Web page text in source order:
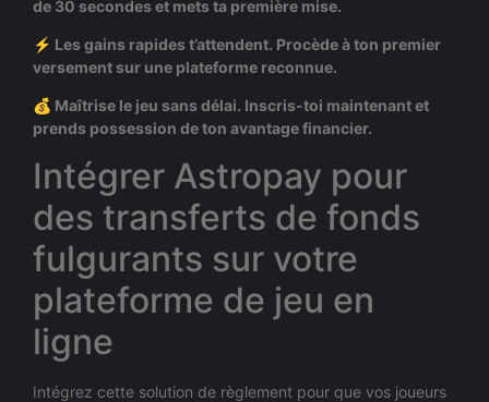
de 30 secondes et mets ta première mise.
⚡ Les gains rapides t’attendent. Procède à ton premier
versement sur une plateforme reconnue.
💰 Maîtrise le jeu sans délai. Inscris-toi maintenant et
prends possession de ton avantage financier.
Intégrer Astropay pour
des transferts de fonds
fulgurants sur votre
plateforme de jeu en
ligne
Intégrez cette solution de règlement pour que vos joueurs